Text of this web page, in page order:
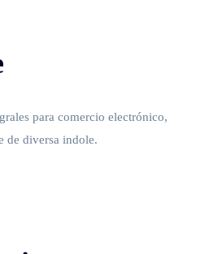
para comercio electrónico,
de diversa indole.